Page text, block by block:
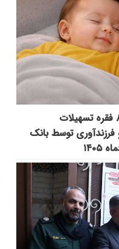
پرداخت ۳ هزار و ۸۸۷ فقره تسهیلات
توسط بانک
۱۴۰۵